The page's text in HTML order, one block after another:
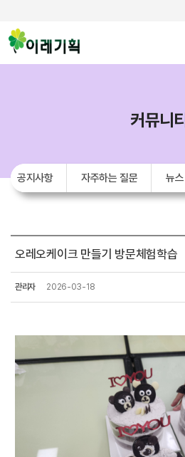
커뮤니티
공지사항 자주하는 질문 뉴스
오레오케이크 만들기 방문체험학습
관리자 2026-03-18